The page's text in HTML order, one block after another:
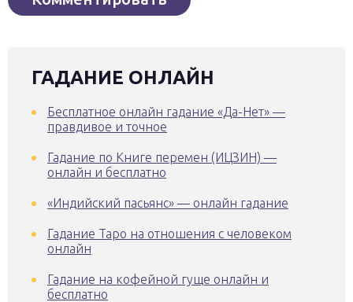
ГАДАНИЕ ОНЛАЙН
Бесплатное онлайн гадание «Да-Нет» —
правдивое и точное
Гадание по Книге перемен (ИЦЗИН) —
онлайн и бесплатно
«Индийский пасьянс» — онлайн гадание
Гадание Таро на отношения с человеком
онлайн
Гадание на кофейной гуще онлайн и
бесплатно